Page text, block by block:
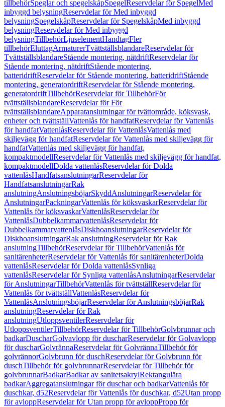
tillbehörSpeglar och spegelskåpSpegelReservdelar för SpegelMed
inbyggd belysningReservdelar för Med inbyggd
belysningSpegelskåpReservdelar för SpegelskåpMed inbyggd
belysningReservdelar för Med inbyggd
belysningTillbehörLjuselementHandtagFler
tillbehörEluttagArmaturerTvättställsblandareReservdelar för
TvättställsblandareStående montering, nätdriftReservdelar för
Stående montering, nätdriftStående montering,
batteridriftReservdelar för Stående montering, batteridriftStående
montering, generatordriftReservdelar för Stående montering,
generatordriftTillbehörReservdelar för TillbehörFör
tvättställsblandareReservdelar för För
tvättställsblandareApparatanslutningar för tvättområde, köksvask,
enheter och tvättställVattenlås för handfatReservdelar för Vattenlås
för handfatVattenlåsReservdelar för VattenlåsVattenlås med
skiljevägg för handfatReservdelar för Vattenlås med skiljevägg för
handfatVattenlås med skiljevägg för handfat,
kompaktmodellReservdelar för Vattenlås med skiljevägg för handfat,
kompaktmodellDolda vattenlåsReservdelar för Dolda
vattenlåsHandfatsanslutningarReservdelar för
HandfatsanslutningarRak
anslutningAnslutningsböjarSkyddAnslutningarReservdelar för
AnslutningarPackningarVattenlås för köksvaskarReservdelar för
Vattenlås för köksvaskarVattenlåsReservdelar för
VattenlåsDubbelkammarvattenlåsReservdelar för
DubbelkammarvattenlåsDiskhoanslutningarReservdelar för
DiskhoanslutningarRak anslutningReservdelar för Rak
anslutningTillbehörReservdelar för TillbehörVattenlås för
sanitärenheterReservdelar för Vattenlås för sanitärenheterDolda
vattenlåsReservdelar för Dolda vattenlåsSynliga
vattenlåsReservdelar för Synliga vattenlåsAnslutningarReservdelar
för AnslutningarTillbehörVattenlås för tvättställReservdelar för
Vattenlås för tvättställVattenlåsReservdelar för
VattenlåsAnslutningsböjarReservdelar för AnslutningsböjarRak
anslutningReservdelar för Rak
anslutningUtloppsventilerReservdelar för
UtloppsventilerTillbehörReservdelar för TillbehörGolvbrunnar och
badkarDuscharGolvavlopp för duscharReservdelar för Golvavlopp
för duscharGolvrännaReservdelar för GolvrännaTillbehör för
golvrännorGolvbrunn för duschReservdelar för Golvbrunn för
duschTillbehör för golvbrunnarReservdelar för Tillbehör för
golvbrunnarBadkarBadkar av sanitetsakrylRektangulära
badkarAggregatanslutningar för duschar och badkarVattenlås för
duschkar, d52Reservdelar för Vattenlås för duschkar, d52Utan propp
för avloppReservdelar för Utan propp för avloppPropp för